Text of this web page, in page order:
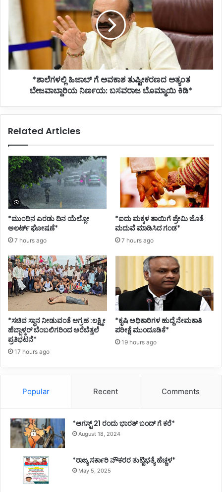
ಅವಕಾಶ
ತುಷ್ಟೀಕರಣದ
ಅತ್ಯಂತ
ಬೇಜವಾಬ್ದಾರಿಯ
ನಿರ್ಣಯ:
ಬಸವರಾಜ
ಬೊಮ್ಮಾಯಿ*ಶಾಲೆಗಳಲ್ಲಿ ಹಿಜಾಬ್ ಗೆ ಅವಕಾಶ ತುಷ್ಟೀಕರಣದ ಅತ್ಯಂತ
ಬೇಜವಾಬ್ದಾರಿಯ ನಿರ್ಣಯ: ಬಸವರಾಜ ಬೊಮ್ಮಾಯಿ ಕಿಡಿ*
Related Articles
*ಮುಂದಿನ ಎರಡು ದಿನ ಯೆಲ್ಲೋ
ಅಲರ್ಟ್ ಘೋಷಣೆ*
7 hours ago
*ಐದು ಮಕ್ಕಳ ತಾಯಿಗೆ ಪ್ರೇಮಿ ಜೊತೆ
ಮದುವೆ ಮಾಡಿಸಿದ ಗಂಡ*
7 hours ago
*ಸಚಿವ ಸ್ಥಾನ ನೀಡುವಂತೆ ಆಗ್ರಹ :ಲಕ್ಷ್ಮೀ
ಹೆಬ್ಬಾಳ್ಕರ್ ಬೆಂಬಲಿಗರಿಂದ ಅರೆಬೆತ್ತಲೆ
ಪ್ರತಿಭಟನೆ*
17 hours ago
*ಕೃಷಿ ಅಧಿಕಾರಿಗಳ ಹುದ್ದೆ ನೇಮಕಾತಿ
ಪರೀಕ್ಷೆ ಮುಂದೂಡಿಕೆ*
19 hours ago
Popular Recent Comments
*ಆಗಸ್ಟ್ 21 ರಂದು ಭಾರತ್‌ ಬಂದ್‌ ಗೆ ಕರೆ*
August 18, 2024
*ರಾಜ್ಯ ಸರ್ಕಾರಿ ನೌಕರರ ತುಟ್ಟಿಭತ್ಯೆ ಹೆಚ್ಚಳ*
May 5, 2025